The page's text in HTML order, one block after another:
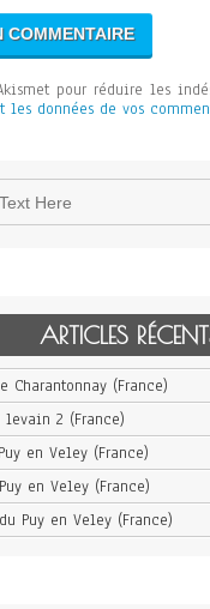
pour réduire les
les données de vos
ARTICLES
Charantonnay (France)
levain 2 (France)
en Veley (France)
en Veley (France)
Puy en Veley (France)